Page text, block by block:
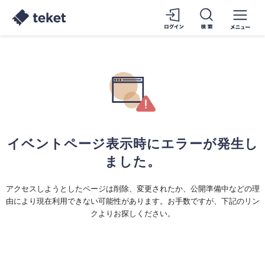
イベントページ表示時にエラーが発生し
ました。
アクセスしようとしたページは削除、変更されたか、公開準備中などの理
由により現在利用できない可能性があります。お手数ですが、下記のリン
クよりお探しください。